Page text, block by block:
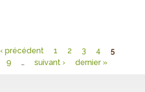
34
‹ précédent 1 2 3 4
5
9 … suivant › dernier »